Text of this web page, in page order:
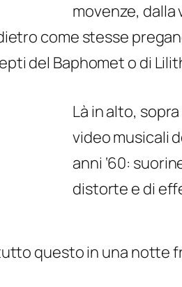
movenze,
come stesse
del Baphomet o di
Là in alto,
video musicali
anni ‘60:
distorte e di
questo in una notte